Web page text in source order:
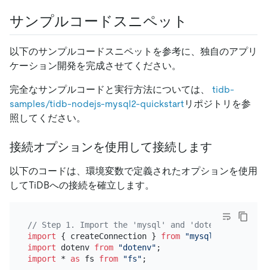
サンプルコードスニペット
以下のサンプルコードスニペットを参考に、独自のアプリ
ケーション開発を完成させてください。
完全なサンプルコードと実行方法については、 tidb-
samples/tidb-nodejs-mysql2-quickstartリポジトリを参
照してください。
接続オプションを使用して接続します
以下のコードは、環境変数で定義されたオプションを使用
してTiDBへの接続を確立します。
// Step 1. Import the 'mysql' and 'dotenv'
import { createConnection } from "mysql2/promise"
import dotenv from "dotenv"
import * as fs from "fs" ;